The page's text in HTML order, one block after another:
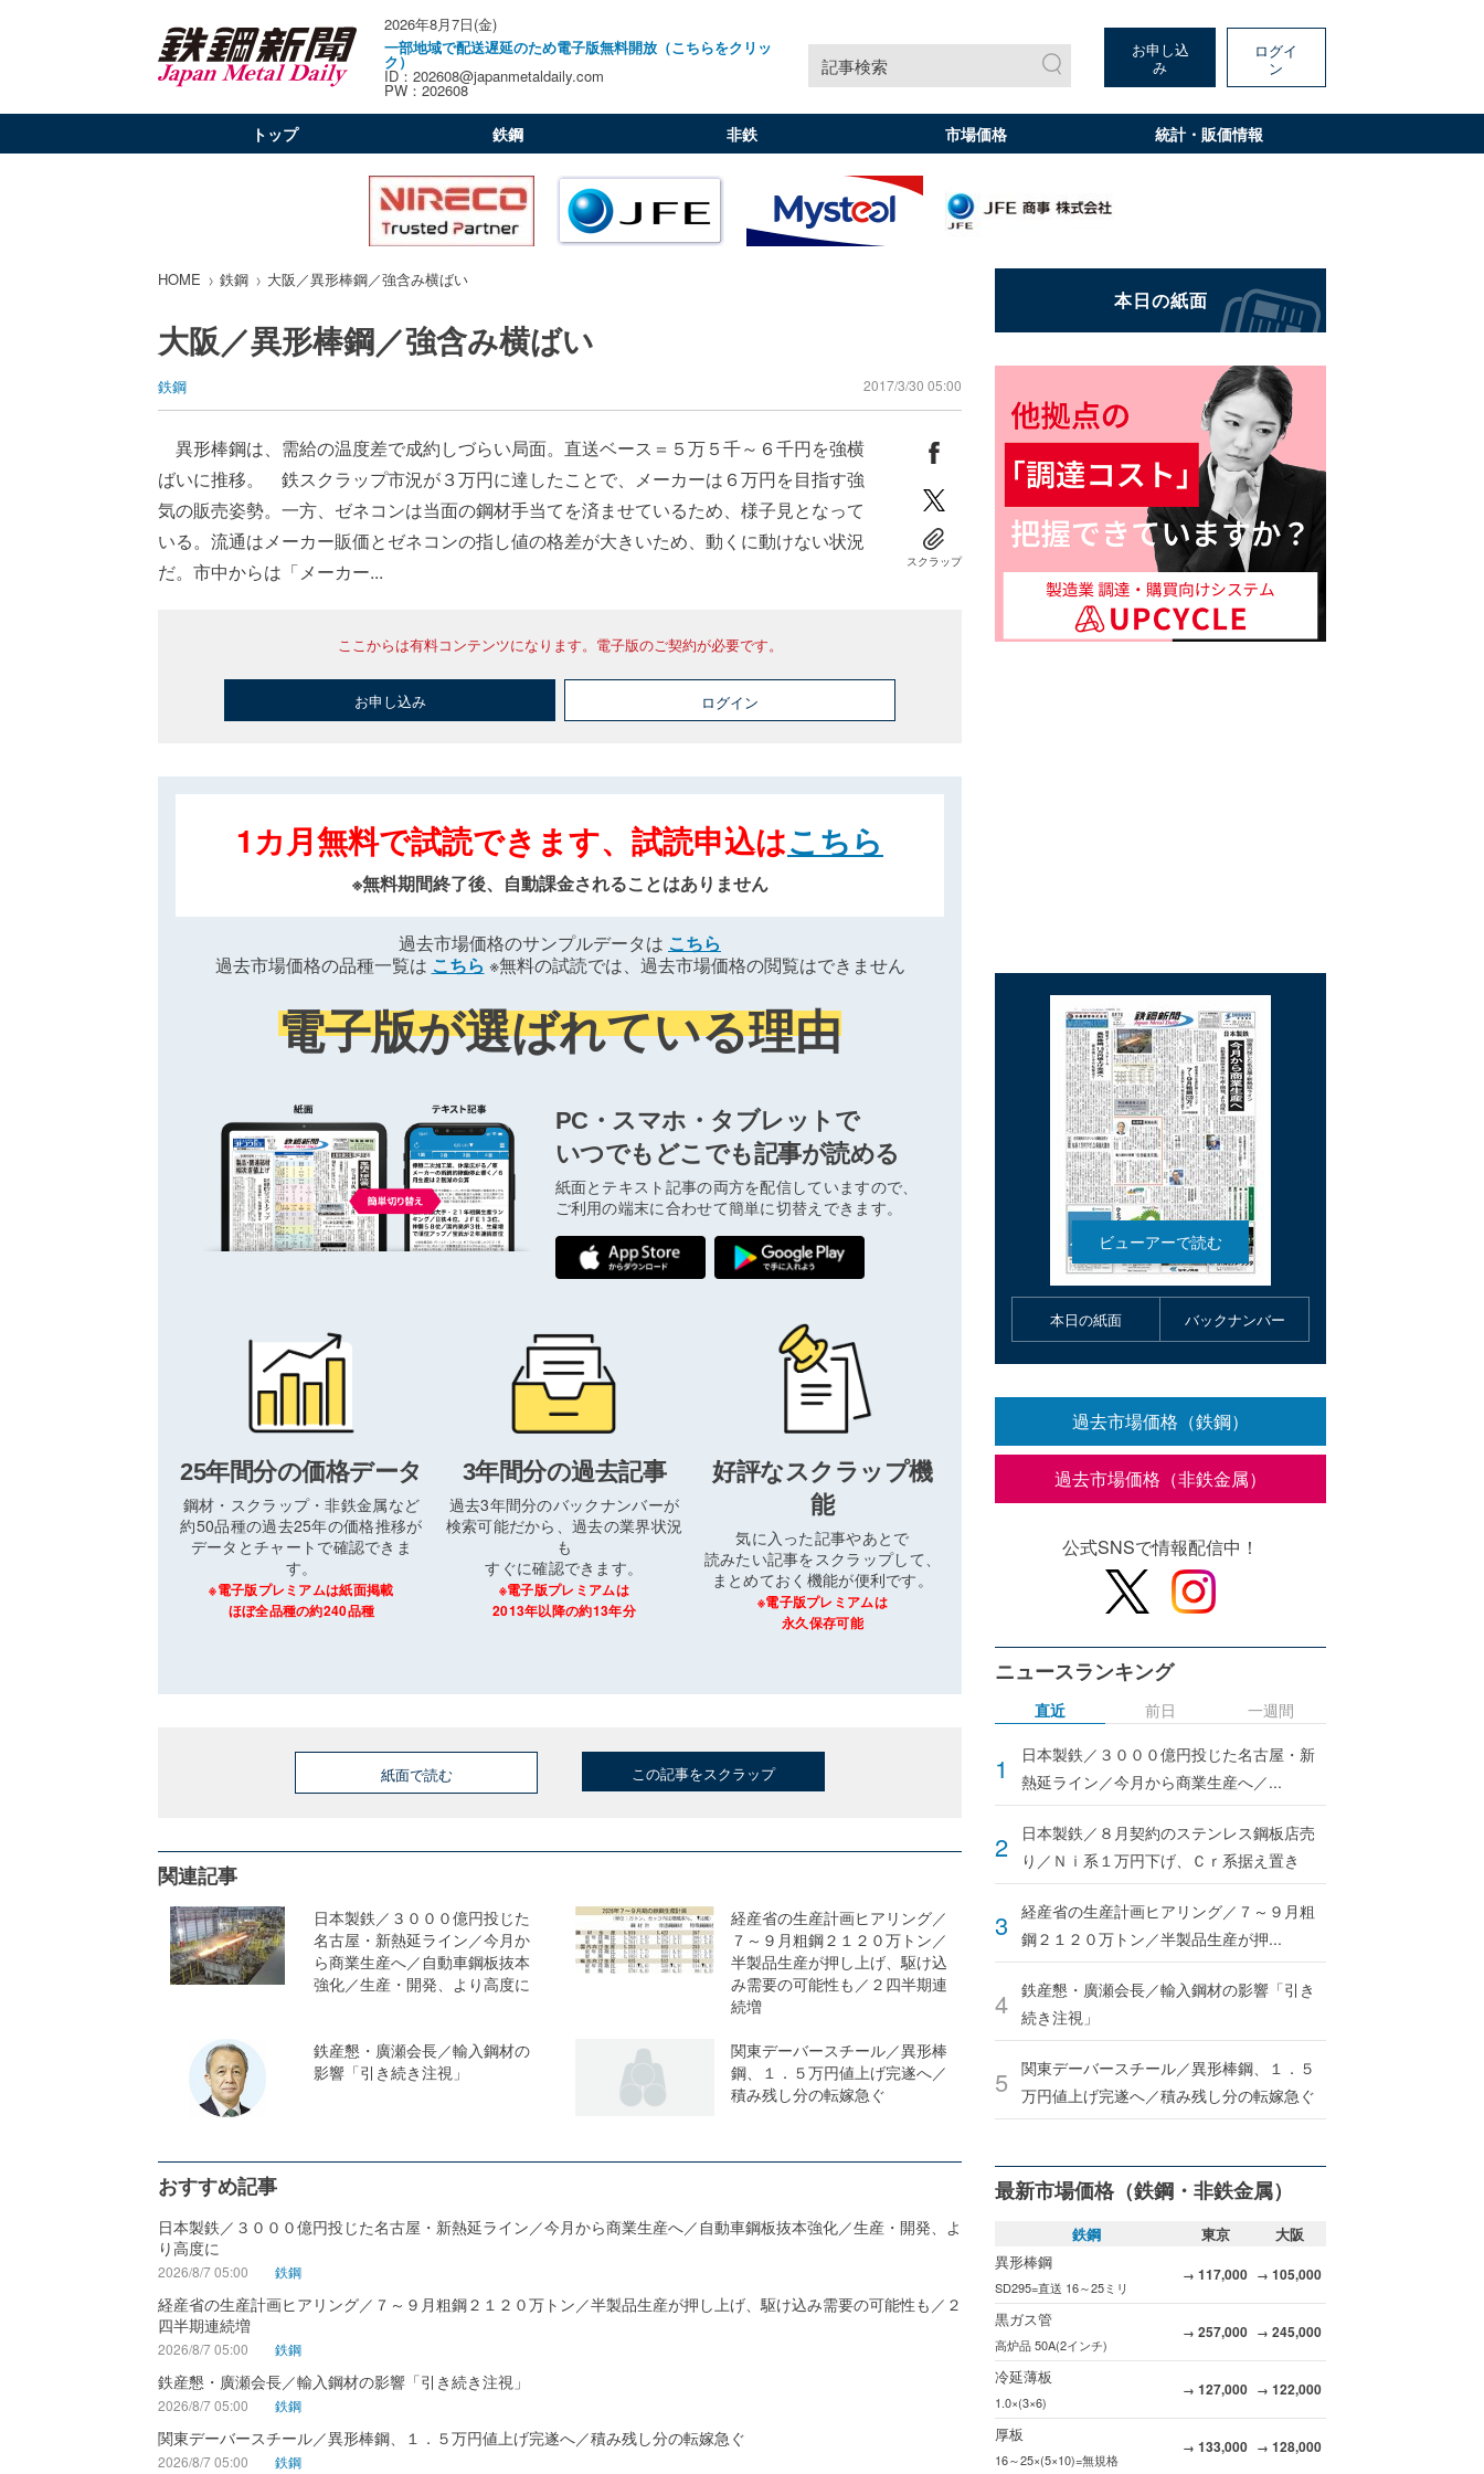
2026年8月7日(金)
一部地域で配送遅延のため電子版無料開放（こちらをクリッ
ク）
ID：202608@japanmetaldaily.com
PW：202608
記事検索
お申し込
み
ログイ
ン
トップ 鉄鋼 非鉄 市場価格 統計・販価情報
HOME 鉄鋼 大阪／異形棒鋼／強含み横ばい
大阪／異形棒鋼／強含み横ばい
鉄鋼 2017/3/30 05:00
異形棒鋼は、需給の温度差で成約しづらい局面。直送ベース＝５万５千～６千円を強横
ばいに推移。 鉄スクラップ市況が３万円に達したことで、メーカーは６万円を目指す強
気の販売姿勢。一方、ゼネコンは当面の鋼材手当てを済ませているため、様子見となって
いる。流通はメーカー販価とゼネコンの指し値の格差が大きいため、動くに動けない状況
だ。市中からは「メーカー...
スクラップ
ここからは有料コンテンツになります。電子版のご契約が必要です。
お申し込み ログイン
1カ月無料で試読できます、試読申込はこちら
※無料期間終了後、自動課金されることはありません
過去市場価格のサンプルデータは こちら
過去市場価格の品種一覧は こちら ※無料の試読では、過去市場価格の閲覧はできません
電子版が選ばれている理由
PC・スマホ・タブレットで
いつでもどこでも記事が読める
紙面とテキスト記事の両方を配信していますので、
ご利用の端末に合わせて簡単に切替えできます。
25年間分の価格データ
鋼材・スクラップ・非鉄金属など
約50品種の過去25年の価格推移が
データとチャートで確認できま
す。
※電子版プレミアムは紙面掲載
ほぼ全品種の約240品種
3年間分の過去記事
過去3年間分のバックナンバーが
検索可能だから、過去の業界状況
も
すぐに確認できます。
※電子版プレミアムは
2013年以降の約13年分
好評なスクラップ機
能
気に入った記事やあとで
読みたい記事をスクラップして、
まとめておく機能が便利です。
※電子版プレミアムは
永久保存可能
紙面で読む この記事をスクラップ
関連記事
日本製鉄／３０００億円投じた
名古屋・新熱延ライン／今月か
ら商業生産へ／自動車鋼板抜本
強化／生産・開発、より高度に
経産省の生産計画ヒアリング／
７～９月粗鋼２１２０万トン／
半製品生産が押し上げ、駆け込
み需要の可能性も／２四半期連
続増
鉄産懇・廣瀬会長／輸入鋼材の
影響「引き続き注視」
関東デーバースチール／異形棒
鋼、１．５万円値上げ完遂へ／
積み残し分の転嫁急ぐ
おすすめ記事
日本製鉄／３０００億円投じた名古屋・新熱延ライン／今月から商業生産へ／自動車鋼板抜本強化／生産・開発、よ
り高度に
2026/8/7 05:00 鉄鋼
経産省の生産計画ヒアリング／７～９月粗鋼２１２０万トン／半製品生産が押し上げ、駆け込み需要の可能性も／２
四半期連続増
2026/8/7 05:00 鉄鋼
鉄産懇・廣瀬会長／輸入鋼材の影響「引き続き注視」
2026/8/7 05:00 鉄鋼
関東デーバースチール／異形棒鋼、１．５万円値上げ完遂へ／積み残し分の転嫁急ぐ
2026/8/7 05:00 鉄鋼
本日の紙面 バックナンバー
過去市場価格（鉄鋼）
過去市場価格（非鉄金属）
公式SNSで情報配信中！
ニュースランキング
直近
日本製鉄／３０００億円投じた名古屋・新
熱延ライン／今月から商業生産へ／...
日本製鉄／８月契約のステンレス鋼板店売
り／Ｎｉ系１万円下げ、Ｃｒ系据え置き
経産省の生産計画ヒアリング／７～９月粗
鋼２１２０万トン／半製品生産が押...
鉄産懇・廣瀬会長／輸入鋼材の影響「引き
続き注視」
関東デーバースチール／異形棒鋼、１．５
万円値上げ完遂へ／積み残し分の転嫁急ぐ
前日 一週間
最新市場価格（鉄鋼・非鉄金属）
鉄鋼 東京
大阪
異形棒鋼
SD295=直送 16～25ミリ
→ 117,000 → 105,000
黒ガス管
高炉品 50A(2インチ)
→ 257,000 → 245,000
冷延薄板
1.0×(3×6)
→ 127,000 → 122,000
厚板
16～25×(5×10)=無規格
→ 133,000 → 128,000